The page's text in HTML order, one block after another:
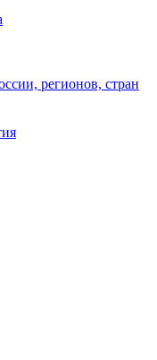
регионов, стран